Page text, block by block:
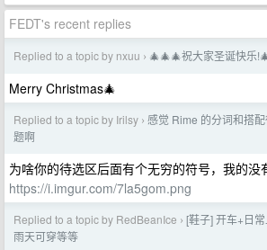
FEDT's recent replies
Replied to a topic by nxuu › 🎄🎄🎄祝大家圣诞快乐
Merry Christmas🎄
Replied to a topic by Irilsy › 感觉 Rime 的分词和搭
题啊
为啥你的待选区后面有个无穷的符号，我的没
https://i.imgur.com/7la5gom.png
Replied to a topic by RedBeanIce › [鞋子] 开车+日
雨天可穿等等